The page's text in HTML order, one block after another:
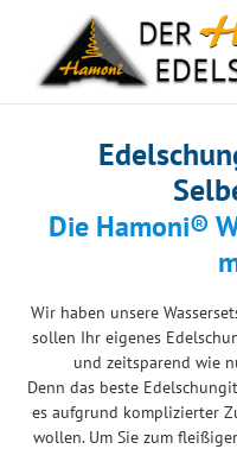
content
Die Hamoni®
Wir haben unsere
sollen Ihr eigenes
und zeitsparend wie
Denn das beste
es aufgrund komplizierter
wollen. Um Sie zum